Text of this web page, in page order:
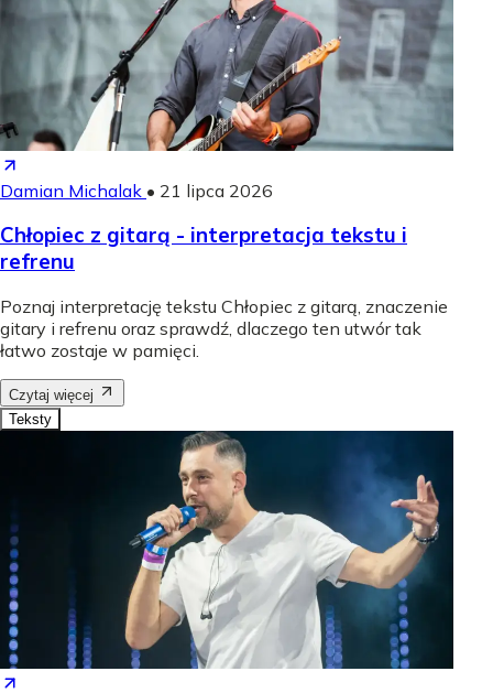
Damian Michalak • 21 lipca 2026
Chłopiec z gitarą - interpretacja tekstu i
refrenu
Poznaj interpretację tekstu Chłopiec z gitarą, znaczenie
gitary i refrenu oraz sprawdź, dlaczego ten utwór tak
łatwo zostaje w pamięci.
Czytaj więcej
Teksty